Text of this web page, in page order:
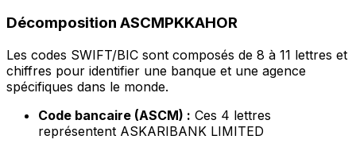
Décomposition ASCMPKKAHOR
Les codes SWIFT/BIC sont composés de 8 à 11 lettres et
chiffres pour identifier une banque et une agence
spécifiques dans le monde.
Code bancaire (ASCM) : Ces 4 lettres
représentent ASKARIBANK LIMITED